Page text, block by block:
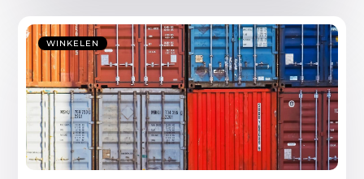
WINKELEN